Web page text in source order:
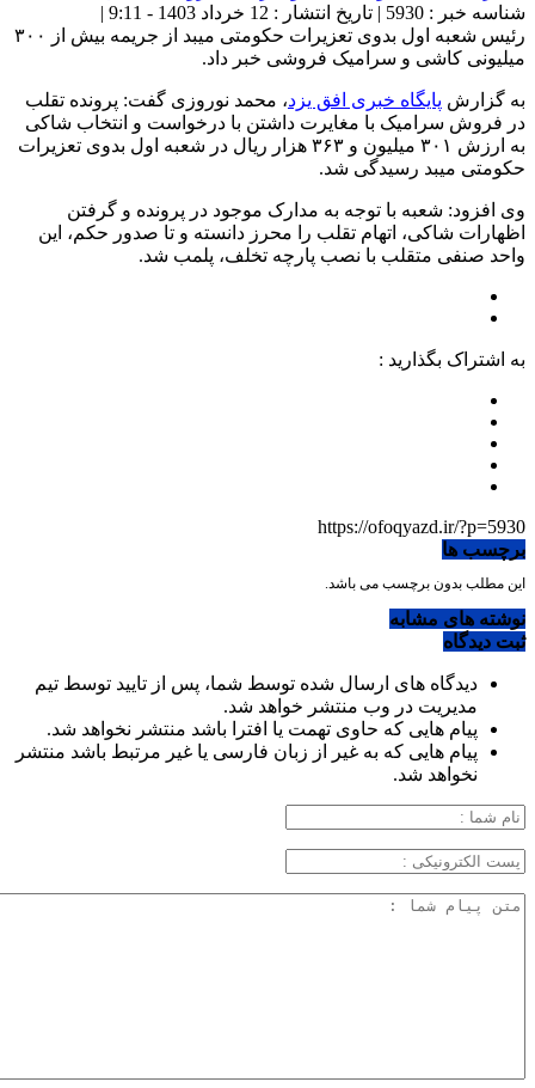
شناسه خبر : 5930 | تاریخ انتشار : 12 خرداد 1403 - 9:11 |
رئیس شعبه اول بدوی تعزیرات حکومتی میبد از جریمه بیش از ۳۰۰
میلیونی کاشی و سرامیک فروشی خبر داد.
به گزارش پایگاه خبری افق یزد، محمد نوروزی گفت: پرونده تقلب
در فروش سرامیک با مغایرت داشتن با درخواست و انتخاب شاکی
به ارزش ۳۰۱ میلیون و ۳۶۳ هزار ریال در شعبه اول بدوی تعزیرات
حکومتی میبد رسیدگی شد.
وی افزود: شعبه با توجه به مدارک موجود در پرونده و گرفتن
اظهارات شاکی، اتهام تقلب را محرز دانسته و تا صدور حکم، این
واحد صنفی متقلب با نصب پارچه تخلف، پلمب شد.
به اشتراک بگذارید :
https://ofoqyazd.ir/?p=5930
برچسب ها
این مطلب بدون برچسب می باشد.
نوشته های مشابه
ثبت دیدگاه
دیدگاه های ارسال شده توسط شما، پس از تایید توسط تیم
مدیریت در وب منتشر خواهد شد.
پیام هایی که حاوی تهمت یا افترا باشد منتشر نخواهد شد.
پیام هایی که به غیر از زبان فارسی یا غیر مرتبط باشد منتشر
نخواهد شد.